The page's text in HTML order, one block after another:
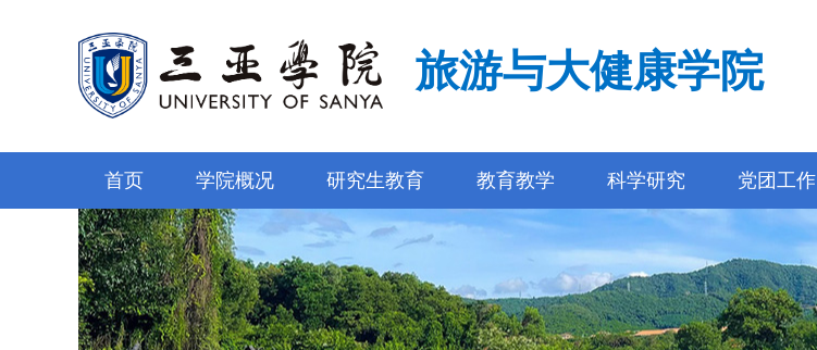
旅游与大健康学院
首页 学院概况 研究生教育 教育教学 科学研究 党团工作